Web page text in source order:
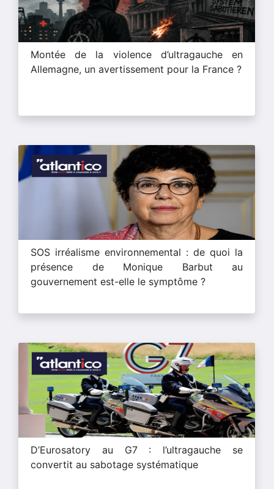
Montée de la violence d’ultragauche en
Allemagne, un avertissement pour la France ?
SOS irréalisme environnemental : de quoi la
présence de Monique Barbut au
gouvernement est-elle le symptôme ?
D’Eurosatory au G7 : l’ultragauche se
convertit au sabotage systématique